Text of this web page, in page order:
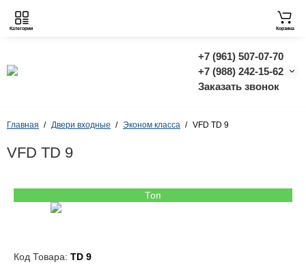
+7 (961) 507-07-70
+7 (988) 242-15-62
Заказать звонок
Категории Корзина
Главная Двери входные Эконом класса VFD TD 9
VFD TD 9
Топ
Код Товара: TD 9